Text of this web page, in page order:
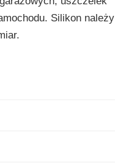
Silikon należy